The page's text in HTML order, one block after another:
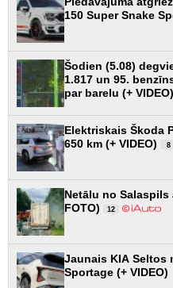
150 Super Snake
Šodien (5.08)
1.817 un 95.
par barelu (+ VIDEO)
Elektriskais Škoda
650 km (+ VIDEO)
8
Netālu no Salaspils
FOTO)
12
Jaunais KIA Seltos
Sportage (+ VIDEO)